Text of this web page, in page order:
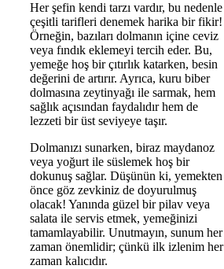
Her şefin kendi tarzı vardır, bu nedenle
çeşitli tarifleri denemek harika bir fikir!
Örneğin, bazıları dolmanın içine ceviz
veya fındık eklemeyi tercih eder. Bu,
yemeğe hoş bir çıtırlık katarken, besin
değerini de artırır. Ayrıca, kuru biber
dolmasına zeytinyağı ile sarmak, hem
sağlık açısından faydalıdır hem de
lezzeti bir üst seviyeye taşır.
Dolmanızı sunarken, biraz maydanoz
veya yoğurt ile süslemek hoş bir
dokunuş sağlar. Düşünün ki, yemekten
önce göz zevkiniz de doyurulmuş
olacak! Yanında güzel bir pilav veya
salata ile servis etmek, yemeğinizi
tamamlayabilir. Unutmayın, sunum her
zaman önemlidir; çünkü ilk izlenim her
zaman kalıcıdır.